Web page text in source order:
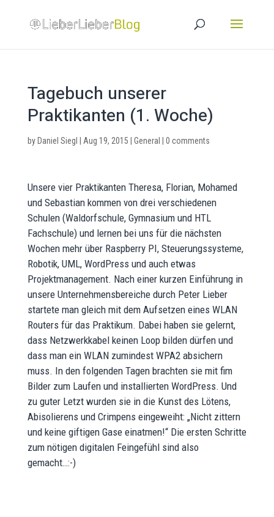
Tagebuch unserer
Praktikanten (1. Woche)
by Daniel Siegl Aug 19, 2015 General 0 comments
Unsere vier Praktikanten Theresa, Florian, Mohamed
und Sebastian kommen von drei verschiedenen
Schulen (Waldorfschule, Gymnasium und HTL
Fachschule) und lernen bei uns für die nächsten
Wochen mehr über Raspberry PI, Steuerungssysteme,
Robotik, UML, WordPress und auch etwas
Projektmanagement. Nach einer kurzen Einführung in
unsere Unternehmensbereiche durch Peter Lieber
startete man gleich mit dem Aufsetzen eines WLAN
Routers für das Praktikum. Dabei haben sie gelernt,
dass Netzwerkkabel keinen Loop bilden dürfen und
dass man ein WLAN zumindest WPA2 absichern
muss. In den folgenden Tagen brachten sie mit fim
Bilder zum Laufen und installierten WordPress. Und
zu guter Letzt wurden sie in die Kunst des Lötens,
Abisolierens und Crimpens eingeweiht: „Nicht zittern
und keine giftigen Gase einatmen!“ Die ersten Schritte
zum nötigen digitalen Feingefühl sind also
gemacht…:-)